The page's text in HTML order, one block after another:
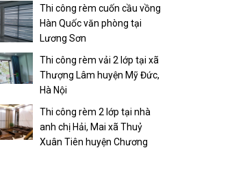
Thi công rèm cuốn cầu vồng
Hàn Quốc văn phòng tại
Lương Sơn
Thi công rèm vải 2 lớp tại xã
Thượng Lâm huyện Mỹ Đức,
Hà Nội
Thi công rèm 2 lớp tại nhà
anh chị Hải, Mai xã Thuỷ
Xuân Tiên huyện Chương